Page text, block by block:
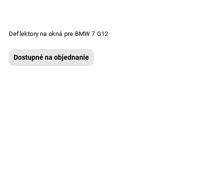
Deflektory na okná pre BMW 7 G12
Dostupné na objednanie